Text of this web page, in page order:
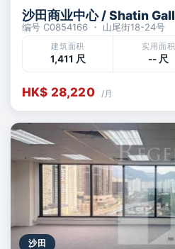
沙田商业中心 / Shatin
编号 C0854166 ・ 山尾街18-24号
建筑面积
1,411 尺
实用面积
-- 尺
HK$ 28,220 /月
沙田